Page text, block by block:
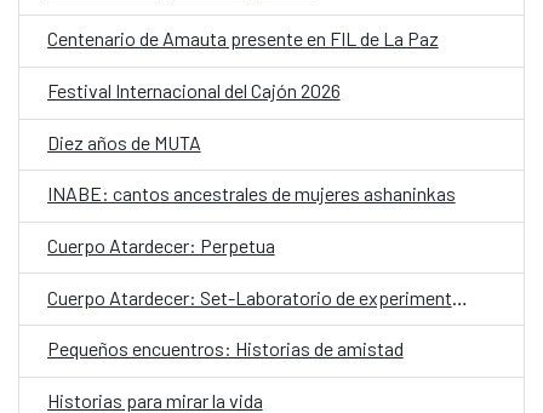
Centenario de Amauta presente en FIL de La Paz
Festival Internacional del Cajón 2026
Diez años de MUTA
INABE: cantos ancestrales de mujeres ashaninkas
Cuerpo Atardecer: Perpetua
Pequeños encuentros: Historias de amistad
Historias para mirar la vida